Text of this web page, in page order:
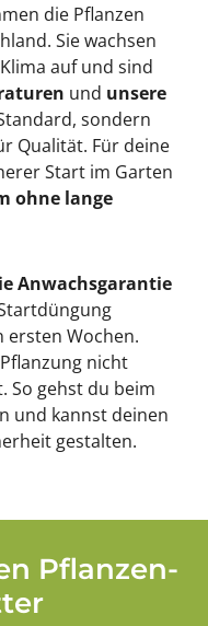
die Pflanzen
Sie wachsen
auf und sind
und unsere
sondern
Qualität. Für deine
Start im Garten
ohne lange
Anwachsgarantie
ersten Wochen.
nicht
So gehst du beim
und kannst deinen
gestalten.
Pflanzen-